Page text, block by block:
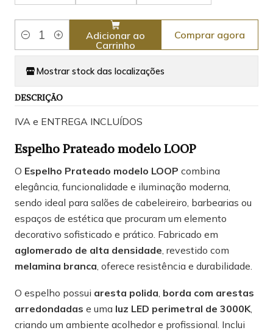
Quantidade
Adicionar ao
Carrinho
Comprar agora
Mostrar stock das localizações
DESCRIÇÃO
IVA e ENTREGA INCLUÍDOS
Espelho Prateado modelo LOOP
O Espelho Prateado modelo LOOP combina
elegância, funcionalidade e iluminação moderna,
sendo ideal para salões de cabeleireiro, barbearias ou
espaços de estética que procuram um elemento
decorativo sofisticado e prático. Fabricado em
aglomerado de alta densidade, revestido com
melamina branca, oferece resistência e durabilidade.
O espelho possui aresta polida, borda com arestas
arredondadas e uma luz LED perimetral de 3000K,
criando um ambiente acolhedor e profissional. Inclui